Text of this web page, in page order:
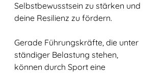
Selbstbewusstsein zu stärken und
deine Resilienz zu fördern.
Gerade Führungskräfte, die unter
ständiger Belastung stehen,
können durch Sport eine